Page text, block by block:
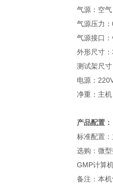
气源：空
气源压力
气源接口
外形尺寸
测试架尺
电源：
净重：主
产品配置：
标准配置
选购：微
GMP计算
备注：本